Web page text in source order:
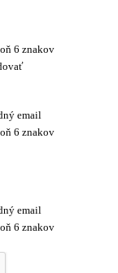
6 znakov
email
6 znakov
email
6 znakov